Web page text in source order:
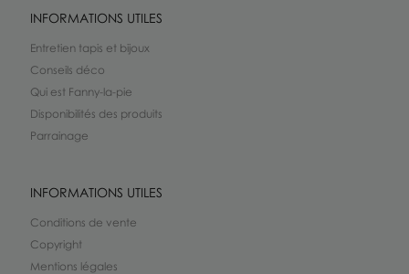
INFORMATIONS UTILES
Entretien tapis et bijoux
Conseils déco
Qui est Fanny-la-pie
Disponibilités des produits
Parrainage
INFORMATIONS UTILES
Conditions de vente
Copyright
Mentions légales